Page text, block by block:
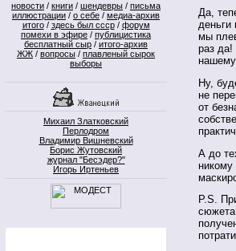
новости / книги / шендевры / письма
иллюстрации / о себе / медиа-архив
итого/ здесь был ссср/ форум
помехи в эфире / публицистика
бесплатный сыр / итого-архив
ЖЖ / вопросы / плавленый сырок
выборы
Михаил Златковский
Перлодром
Владимир Вишневский
Борис Жутовский
журнал "Бесэдер?"
Игорь Иртеньев
Да,
деньги
мы
раз да!
Ну,
не
от
А до
P.S.
сюжета